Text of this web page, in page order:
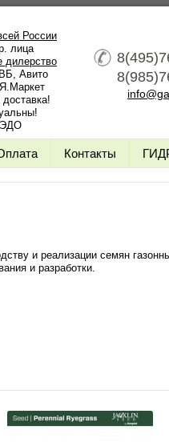
России
лица
дилерство
Авито
ЭДО
Контакты
и реализации семян
и разработки.